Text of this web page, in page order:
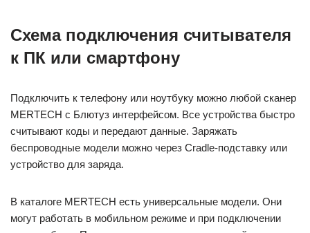
Схема подключения считывателя
к ПК или смартфону
Подключить к телефону или ноутбуку можно любой сканер
MERTECH с Блютуз интерфейсом. Все устройства быстро
считывают коды и передают данные. Заряжать
беспроводные модели можно через Cradle-подставку или
устройство для заряда.
В каталоге MERTECH есть универсальные модели. Они
могут работать в мобильном режиме и при подключении